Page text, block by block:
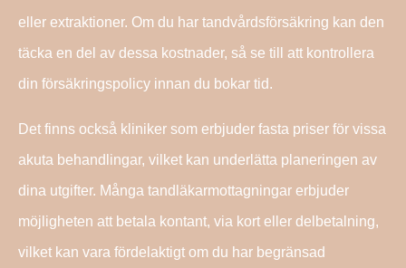
eller extraktioner. Om du har tandvårdsförsäkring kan den
täcka en del av dessa kostnader, så se till att kontrollera
din försäkringspolicy innan du bokar tid.
Det finns också kliniker som erbjuder fasta priser för vissa
akuta behandlingar, vilket kan underlätta planeringen av
dina utgifter. Många tandläkarmottagningar erbjuder
möjligheten att betala kontant, via kort eller delbetalning,
vilket kan vara fördelaktigt om du har begränsad